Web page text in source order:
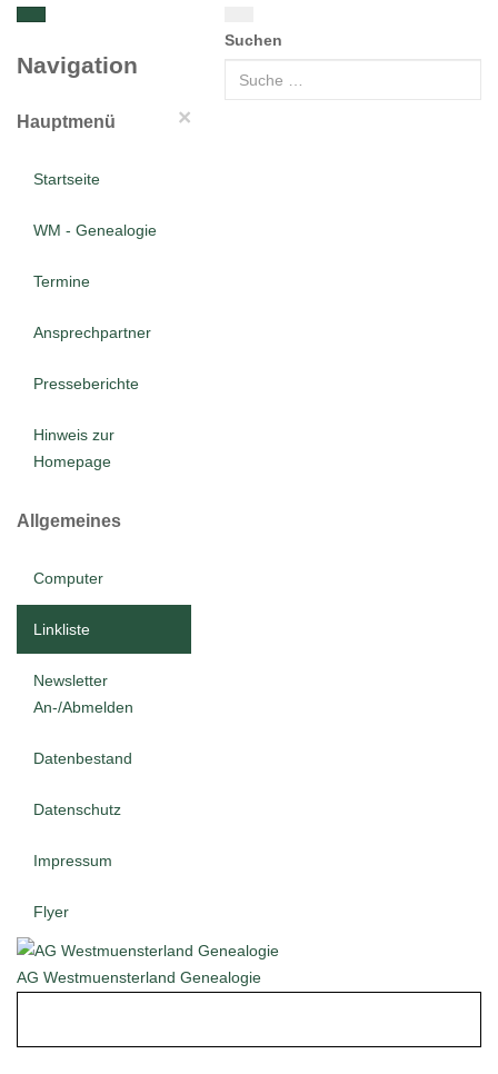
Navigation
×
Hauptmenü
Startseite
WM - Genealogie
Termine
Ansprechpartner
Presseberichte
Hinweis zur
Homepage
Allgemeines
Computer
Linkliste
Newsletter
An-/Abmelden
Datenbestand
Datenschutz
Impressum
Flyer
Suchen
AG Westmuensterland Genealogie